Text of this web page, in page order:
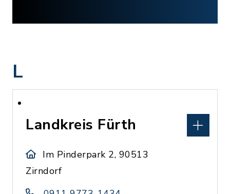
L
Landkreis Fürth
Im Pinderpark 2, 90513
Zirndorf